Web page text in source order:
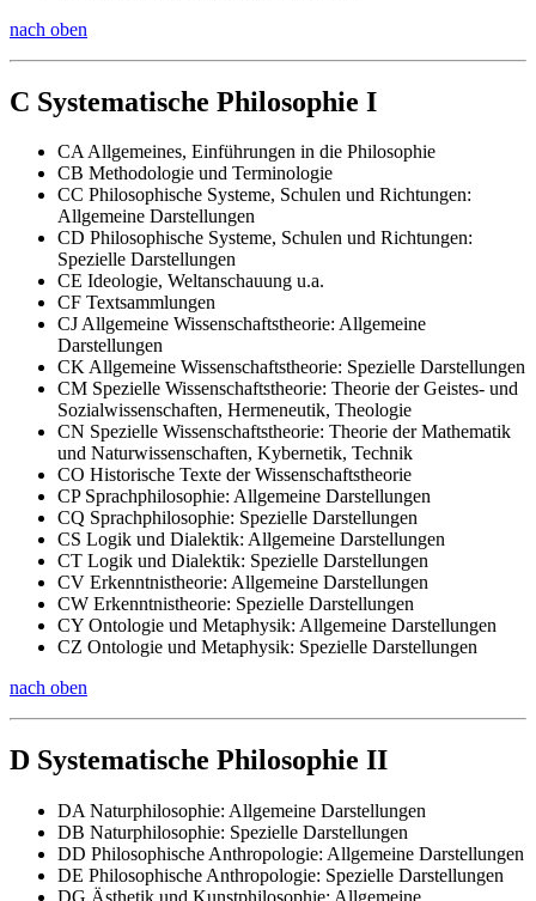
nach oben
C Systematische Philosophie I
CA Allgemeines, Einführungen in die Philosophie
CB Methodologie und Terminologie
CC Philosophische Systeme, Schulen und Richtungen:
Allgemeine Darstellungen
CD Philosophische Systeme, Schulen und Richtungen:
Spezielle Darstellungen
CE Ideologie, Weltanschauung u.a.
CF Textsammlungen
CJ Allgemeine Wissenschaftstheorie: Allgemeine
Darstellungen
CK Allgemeine Wissenschaftstheorie: Spezielle Darstellungen
CM Spezielle Wissenschaftstheorie: Theorie der Geistes- und
Sozialwissenschaften, Hermeneutik, Theologie
CN Spezielle Wissenschaftstheorie: Theorie der Mathematik
und Naturwissenschaften, Kybernetik, Technik
CO Historische Texte der Wissenschaftstheorie
CP Sprachphilosophie: Allgemeine Darstellungen
CQ Sprachphilosophie: Spezielle Darstellungen
CS Logik und Dialektik: Allgemeine Darstellungen
CT Logik und Dialektik: Spezielle Darstellungen
CV Erkenntnistheorie: Allgemeine Darstellungen
CW Erkenntnistheorie: Spezielle Darstellungen
CY Ontologie und Metaphysik: Allgemeine Darstellungen
CZ Ontologie und Metaphysik: Spezielle Darstellungen
nach oben
D Systematische Philosophie II
DA Naturphilosophie: Allgemeine Darstellungen
DB Naturphilosophie: Spezielle Darstellungen
DD Philosophische Anthropologie: Allgemeine Darstellungen
DE Philosophische Anthropologie: Spezielle Darstellungen